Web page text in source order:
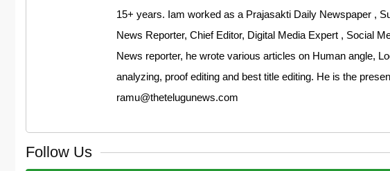
15+ years. Iam worked as a Prajasakti Daily Newspaper ,
News Reporter, Chief Editor, Digital Media Expert , Social
News reporter, he wrote various articles on Human angle,
analyzing, proof editing and best title editing. He is the
ramu@thetelugunews.com
Follow Us